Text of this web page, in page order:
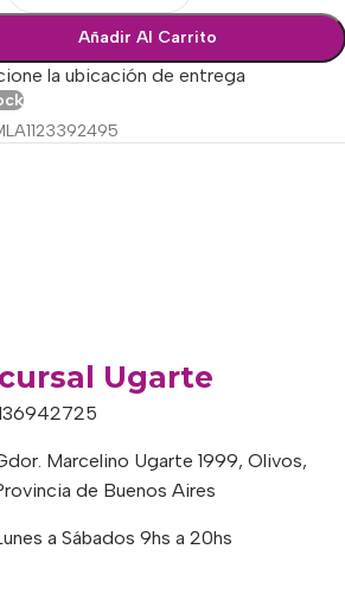
Añadir Al Carrito
la ubicación de entrega
Ugarte
Marcelino Ugarte 1999, Olivos,
de Buenos Aires
a Sábados 9hs a 20hs